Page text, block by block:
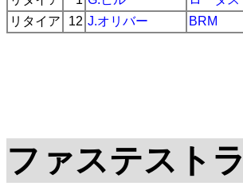
リタイア
12 J.オリバー BRM
ファステスト